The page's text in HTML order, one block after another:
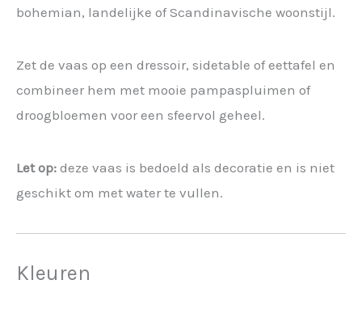
bohemian, landelijke of Scandinavische woonstijl.
Zet de vaas op een dressoir, sidetable of eettafel en
combineer hem met mooie pampaspluimen of
droogbloemen voor een sfeervol geheel.
Let op: deze vaas is bedoeld als decoratie en is niet
geschikt om met water te vullen.
Kleuren